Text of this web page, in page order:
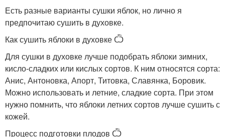
Есть разные варианты сушки яблок, но лично я
предпочитаю сушить в духовке.
Как сушить яблоки в духовке Ѽ
Для сушки в духовке лучше подобрать яблоки зимних,
кисло-сладких или кислых сортов. К ним относятся сорта:
Анис, Антоновка, Апорт, Титовка, Славянка, Боровик.
Можно использовать и летние, сладкие сорта. При этом
нужно помнить, что яблоки летних сортов лучше сушить с
кожей.
Процесс подготовки плодов Ѽ